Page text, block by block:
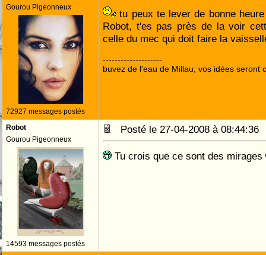
Gourou Pigeonneux
72927 messages postés
tu peux te lever de bonne
Robot, t'es pas près de la voir
celle du mec qui doit faire la
--------------------
buvez de l'eau de Millau, vos idées seront
Robot
Gourou Pigeonneux
14593 messages postés
Posté le 27-04-2008 à
Tu crois que ce sont des mirages